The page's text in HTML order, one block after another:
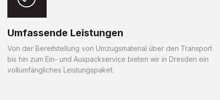
Umfassende Leistungen
Von der Bereitstellung von Umzugsmaterial über den Transport
bis hin zum Ein- und Auspackservice bieten wir in Dresden ein
vollumfängliches Leistungspaket.